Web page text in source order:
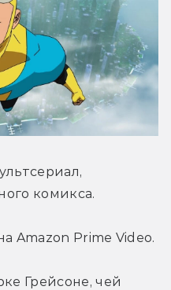
комикса.
Грейсоне, чей